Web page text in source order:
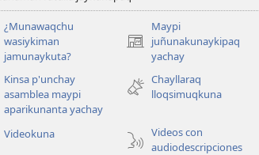
¿Munawaqchu
wasiykiman
jamunaykuta?
Maypi
juñunakunaykipaq
yachay
(abre
nueva
ventana)
Kinsa p'unchay
asamblea maypi
aparikunanta yachay
Chayllaraq
lloqsimuqkuna
Videokuna
Videos con
audiodescripciones